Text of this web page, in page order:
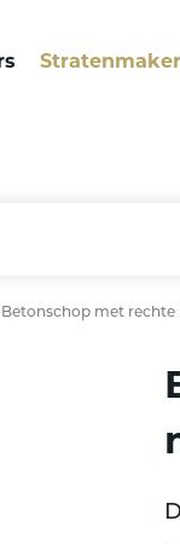
Betonschop met rechte